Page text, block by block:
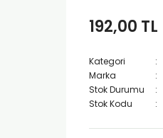
192,00 TL
Kategori
Marka
Stok Durumu
Stok Kodu